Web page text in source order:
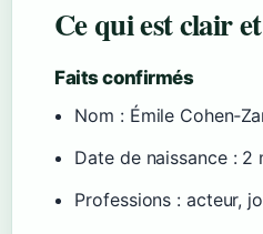
Ce qui est clair
Faits confirmés
Nom : Émile
Date de naissance : 2
Professions : acteur,